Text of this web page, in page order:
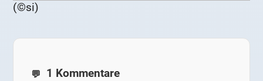
(©si)
1 Kommentare